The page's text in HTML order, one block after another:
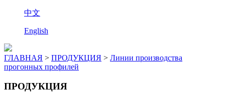
中文
English
ГЛАВНАЯ > ПРОДУКЦИЯ > Линии производства
прогонных профилей
ПРОДУКЦИЯ